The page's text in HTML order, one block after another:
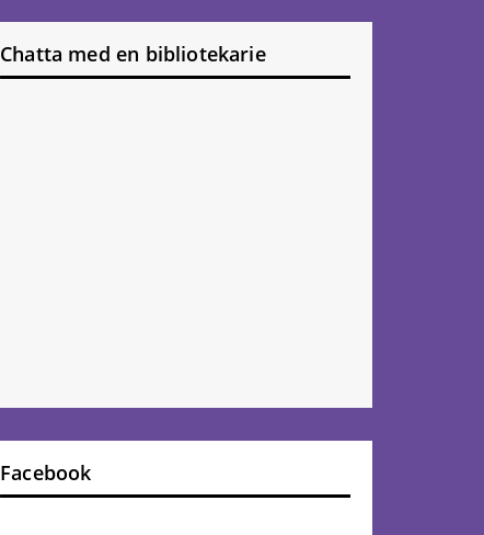
Chatta med en bibliotekarie
Facebook